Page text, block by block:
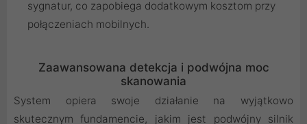
sygnatur, co zapobiega dodatkowym kosztom przy
połączeniach mobilnych.
Zaawansowana detekcja i podwójna moc
skanowania
System opiera swoje działanie na wyjątkowo
skutecznym fundamencie, jakim jest podwójny silnik